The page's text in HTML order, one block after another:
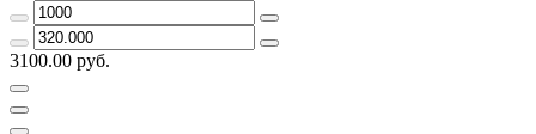
3100.00 руб.